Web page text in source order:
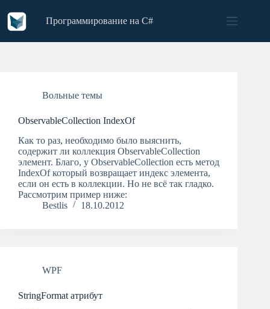
content
Программирование на C#
Вольные темы
ObservableCollection IndexOf
Как то раз, необходимо было выяснить,
содержит ли коллекция ObservableCollection
элемент. Благо, у ObservableCollection есть метод
IndexOf который возвращает индекс элемента,
если он есть в коллекции. Но не всё так гладко.
Рассмотрим пример ниже:
Bestlis
18.10.2012
WPF
StringFormat атрибут